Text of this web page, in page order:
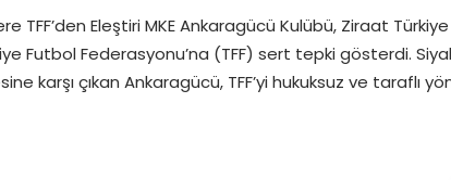
TFF’den Eleştiri MKE Ankaragücü Kulübü, Ziraat
Futbol Federasyonu’na (TFF) sert tepki gösterdi.
karşı çıkan Ankaragücü, TFF’yi hukuksuz ve taraflı